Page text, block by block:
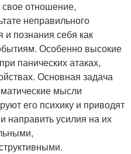
свое отношение,
неправильного
и познания себя как
Особенно высокие
панических атаках,
Основная задача
мысли
его психику и приводят
направить усилия на их